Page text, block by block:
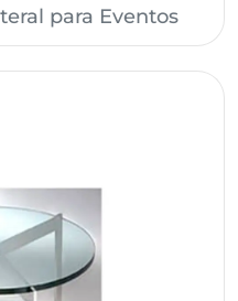
para Eventos